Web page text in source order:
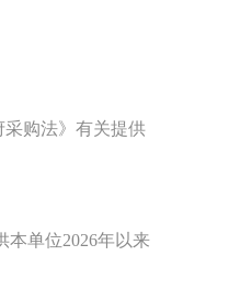
购法》有关提供
本单位2026年以来